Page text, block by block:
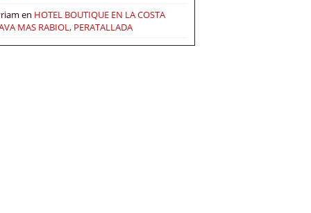
en HOTEL BOUTIQUE EN LA COSTA
MAS RABIOL, PERATALLADA